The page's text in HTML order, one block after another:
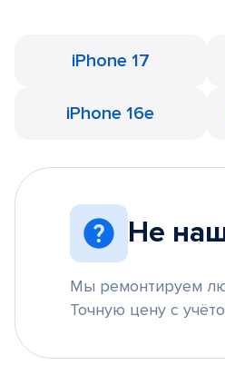
iPhone 17
iPhone 16e
Не
Мы ремонтируем
Точную цену с